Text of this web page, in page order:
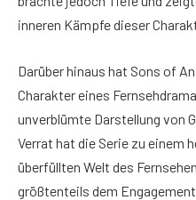
inneren Kämpfe dieser
Darüber hinaus hat Sons of
Charakter eines
unverblümte Darstellung von
Verrat hat die Serie zu einem
überfüllten Welt des
größtenteils dem